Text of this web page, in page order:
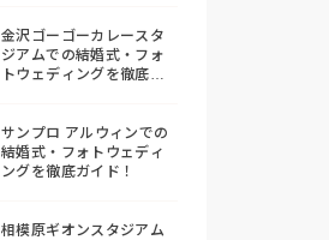
金沢ゴーゴーカレースタ
ジアムでの結婚式・フォ
トウェディングを徹底ガ
サンプロ アルウィンでの
結婚式・フォトウェディ
ングを徹底ガイド！
相模原ギオンスタジアム